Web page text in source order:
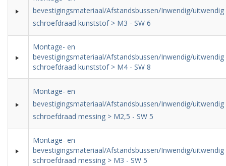
bevestigingsmateriaal/Afstandsbussen/Inwendig/uitwendig
schroefdraad kunststof > M3 - SW 6
Montage- en
bevestigingsmateriaal/Afstandsbussen/Inwendig/uitwendig
schroefdraad kunststof > M4 - SW 8
Montage- en
bevestigingsmateriaal/Afstandsbussen/Inwendig/uitwendig
schroefdraad messing > M2,5 - SW 5
Montage- en
bevestigingsmateriaal/Afstandsbussen/Inwendig/uitwendig
schroefdraad messing > M3 - SW 5